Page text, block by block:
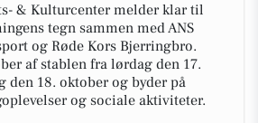
& Kulturcenter melder klar til
tegn sammen med ANS
og Røde Kors Bjerringbro.
af stablen fra lørdag den 17.
den 18. oktober og byder på
og sociale aktiviteter.